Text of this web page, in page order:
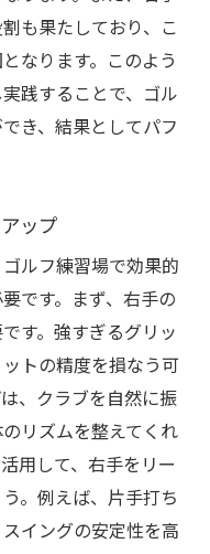
きの改善
の動作
の動きを確認
する方法
の基本練習方法
動作
右手の使い方
単なステップ
トレーニング
の練習ポイント
ニックを探求する
度テクニック
も果たしており、こ
なります。このよう
践することで、ゴル
き、結果としてパフ
ップ
ルフ練習場で効果的
です。まず、右手の
す。強すぎるグリッ
トの精度を損なう可
、クラブを自然に振
リズムを整えてくれ
用して、右手をリー
。例えば、片手打ち
イングの安定性を高